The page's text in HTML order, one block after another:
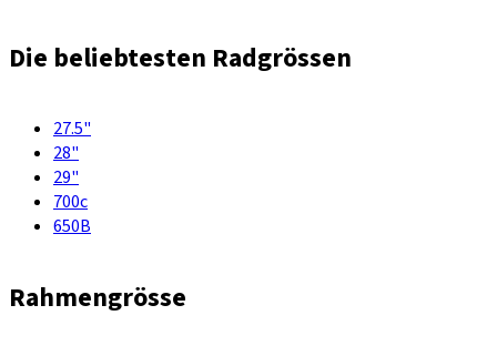
Die beliebtesten Radgrössen
27.5"
28"
29"
700c
650B
Rahmengrösse